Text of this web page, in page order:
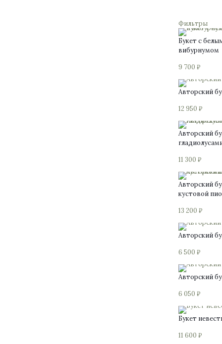
Фильтры
Букет с
вибурнумом
9 700₽
Авторский
12 950₽
Авторский
11 300₽
Авторский
кустовой
13 200₽
Авторский
6 500₽
Авторский
6 050₽
Букет
11 600₽